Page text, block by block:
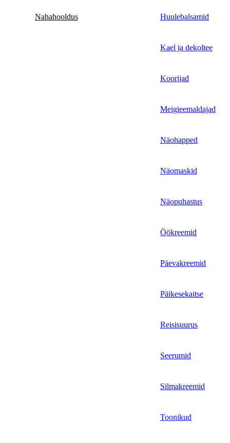
Nahahooldus Huulebalsamid
Kael ja dekoltee
Koorijad
Meigieemaldajad
Näohapped
Näomaskid
Näopuhastus
Öökreemid
Päevakreemid
Päikesekaitse
Reisisuurus
Seerumid
Silmakreemid
Toonikud